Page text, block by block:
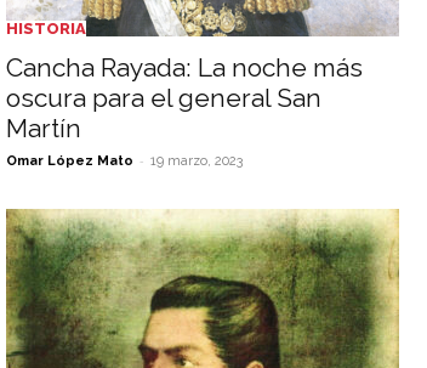
HISTORIA
Cancha Rayada: La noche más
oscura para el general San
Martín
Omar López Mato - 19 marzo, 2023